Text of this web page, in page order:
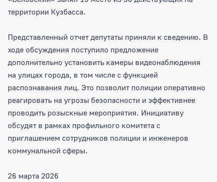
территории Кузбасса.
Представленный отчет депутаты приняли к сведению. В
ходе обсуждения поступило предложение
дополнительно установить камеры видеонаблюдения
на улицах города, в том числе с функцией
распознавания лиц. Это позволит полиции оперативно
реагировать на угрозы безопасности и эффективнее
проводить розыскные мероприятия. Инициативу
обсудят в рамках профильного комитета с
приглашением сотрудников полиции и инженеров
коммунальной сферы.
26 марта 2026